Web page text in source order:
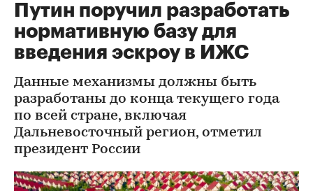
Путин поручил разработать
нормативную базу для
введения эскроу в ИЖС
Данные механизмы должны быть
разработаны до конца текущего года
по всей стране, включая
Дальневосточный регион, отметил
президент России